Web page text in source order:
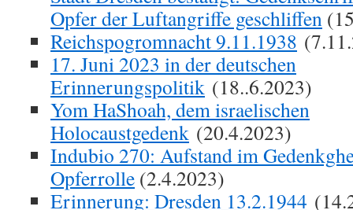
Opfer der Luftangriffe geschliffen
Reichspogromnacht 9.11.1938
17. Juni 2023 in der deutschen
Erinnerungspolitik (18..6.2023)
Yom HaShoah, dem israelischen
Holocaustgedenk (20.4.2023)
Indubio 270: Aufstand im
Opferrolle (2.4.2023)
Erinnerung: Dresden 13.2.1944